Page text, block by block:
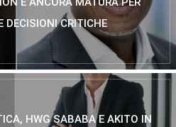
DECISIONI CRITICHE
HWG SABABA E AKITO IN